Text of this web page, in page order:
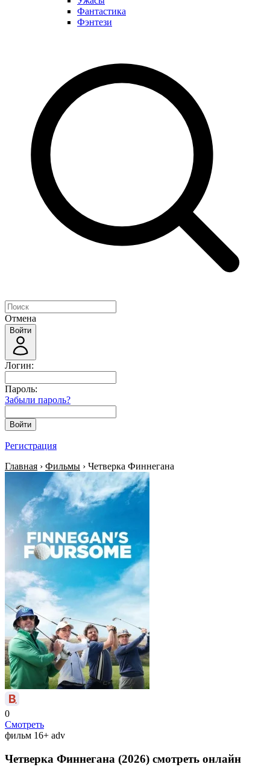
Фантастика
Фэнтези
Отмена
Войти
Логин:
Пароль:
Забыли пароль?
Войти
Регистрация
Главная › Фильмы › Четверка Финнегана
0
Смотреть
фильм 16+ adv
Четверка Финнегана (2026) смотреть онлайн